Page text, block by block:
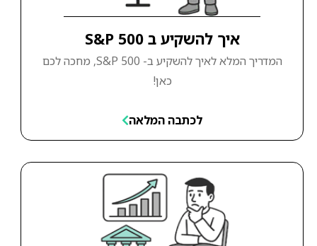
איך להשקיע ב S&P 500
המדריך המלא לאיך להשקיע ב- S&P 500, מחכה לכם
כאן!
לכתבה המלאה